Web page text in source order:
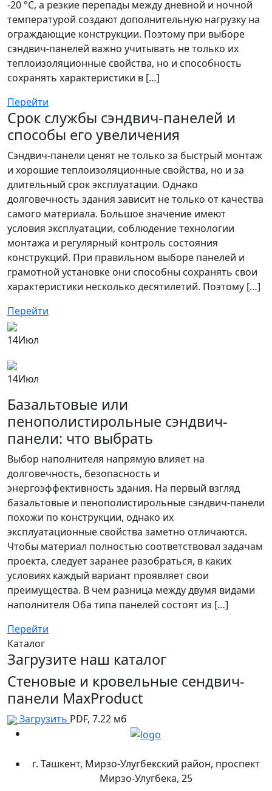
-20 °C, а резкие перепады между дневной и ночной
температурой создают дополнительную нагрузку на
ограждающие конструкции. Поэтому при выборе
сэндвич-панелей важно учитывать не только их
теплоизоляционные свойства, но и способность
сохранять характеристики в […]
Перейти
Срок службы сэндвич-панелей и
способы его увеличения
Сэндвич-панели ценят не только за быстрый монтаж
и хорошие теплоизоляционные свойства, но и за
длительный срок эксплуатации. Однако
долговечность здания зависит не только от качества
самого материала. Большое значение имеют
условия эксплуатации, соблюдение технологии
монтажа и регулярный контроль состояния
конструкций. При правильном выборе панелей и
грамотной установке они способны сохранять свои
характеристики несколько десятилетий. Поэтому […]
Перейти
14Июл
14Июл
Базальтовые или
пенополистирольные сэндвич-
панели: что выбрать
Выбор наполнителя напрямую влияет на
долговечность, безопасность и
энергоэффективность здания. На первый взгляд
базальтовые и пенополистирольные сэндвич-панели
похожи по конструкции, однако их
эксплуатационные свойства заметно отличаются.
Чтобы материал полностью соответствовал задачам
проекта, следует заранее разобраться, в каких
условиях каждый вариант проявляет свои
преимущества. В чем разница между двумя видами
наполнителя Оба типа панелей состоят из […]
Перейти
Каталог
Загрузите наш каталог
Стеновые и кровельные сендвич-
панели MaxProduct
Загрузить PDF, 7.22 мб
г. Ташкент, Мирзо-Улугбекский район, проспект
Мирзо-Улугбека, 25